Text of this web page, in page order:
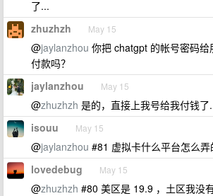
了...
zhuzhzh May 15
@jaylanzhou 你把 chatgpt 的帐号密码
付款吗？
jaylanzhou May 15
@zhuzhzh 是的，直接上我号给我付钱了
isouu May 15
@jaylanzhou #81 虚拟卡什么平台怎么
lovedebug May 15
@zhuzhzh #80 美区是 19.9 ，土区我没